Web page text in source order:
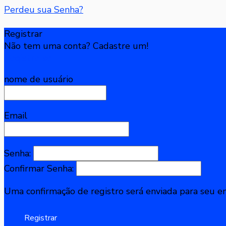
Perdeu sua Senha?
Registrar
Não tem uma conta? Cadastre um!
nome de usuário
Email
Senha:
Confirmar Senha:
Uma confirmação de registro será enviada para seu